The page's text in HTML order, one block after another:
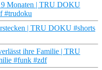
Monaten | TRU DOKU
#trudoku
| TRU DOKU #shorts
ihre Familie | TRU
#funk #zdf